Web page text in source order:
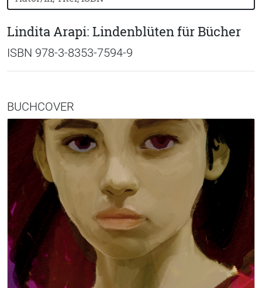
Lindita Arapi: Lindenblüten für Bücher
ISBN 978-3-8353-7594-9
BUCHCOVER